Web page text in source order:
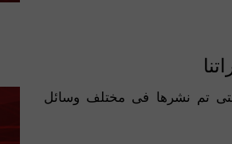
تم نشرها فى مختلف وسائل